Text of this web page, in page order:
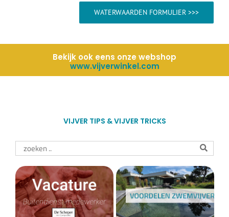
WATERWAARDEN FORMULIER >>>
Bekijk ook eens onze webshop
www.vijverwinkel.com
VIJVER TIPS & VIJVER TRICKS